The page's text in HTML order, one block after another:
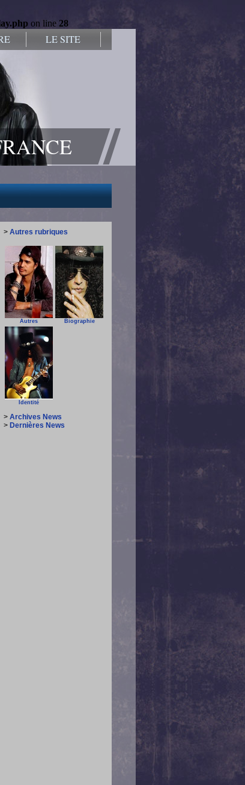
on line 28
LE SITE
> Autres rubriques
Autres Biographie
Identité
> Archives News
> Dernières News